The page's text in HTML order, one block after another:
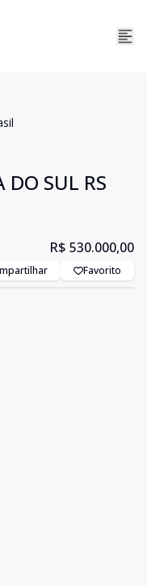
DO SUL RS
R$ 530.000,00
Favorito